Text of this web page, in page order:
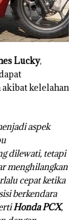
Lucky,
kelelahan
aspek
dilewati, tetapi
menghilangkan
cepat ketika
berkendara
Honda PCX,